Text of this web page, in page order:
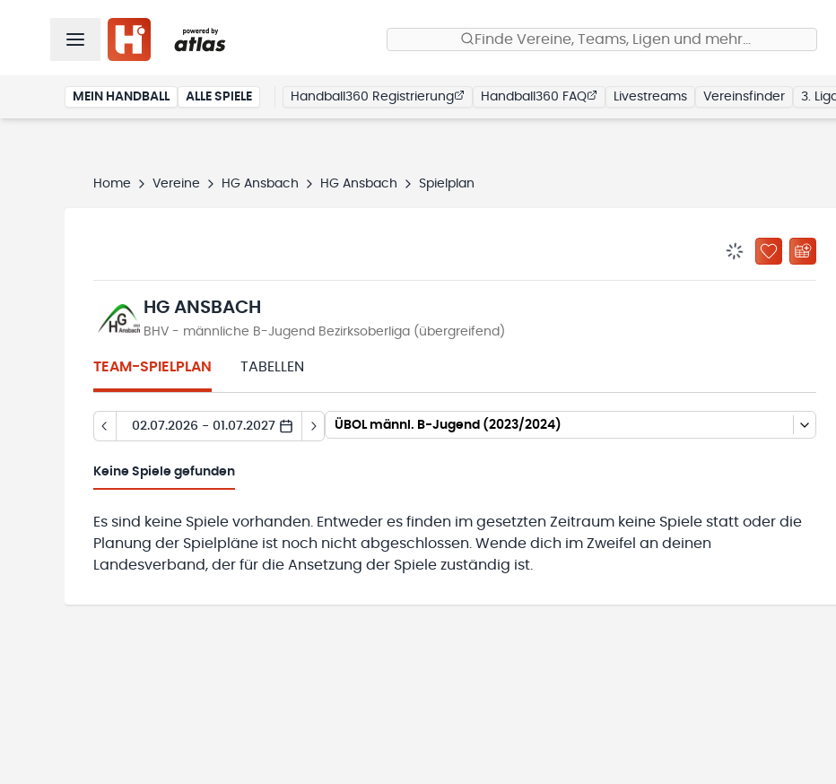
Finde Vereine, Teams, Ligen und mehr…
MEIN HANDBALL ALLE SPIELE Handball360 Registrierung Handball360 FAQ Livestreams Vereinsfinder 3.
Home Vereine HG Ansbach HG Ansbach Spielplan
ZU „MEINE
HG ANSBACH
BHV - männliche B-Jugend Bezirksoberliga (übergreifend)
TEAM-SPIELPLAN TABELLEN
02.07.2026 - 01.07.2027 ÜBOL männl. B-Jugend (2023/2024)
Keine Spiele gefunden
Es sind keine Spiele vorhanden. Entweder es finden im gesetzten Zeitraum keine Spiele statt oder die
Planung der Spielpläne ist noch nicht abgeschlossen. Wende dich im Zweifel an deinen
Landesverband, der für die Ansetzung der Spiele zuständig ist.